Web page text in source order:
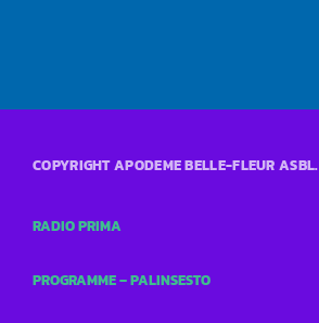
COPYRIGHT APODEME BELLE-FLEUR ASBL.
RADIO PRIMA
PROGRAMME – PALINSESTO